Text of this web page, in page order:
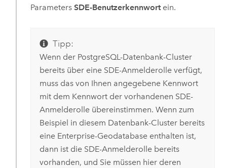
Parameters SDE-Benutzerkennwortein.
Tipp:
Wenn der PostgreSQL-Datenbank-Cluster
bereits über eine SDE-Anmelderolle verfügt,
muss das von Ihnen angegebene Kennwort
mit dem Kennwort der vorhandenen SDE-
Anmelderolle übereinstimmen. Wenn zum
Beispiel in diesem Datenbank-Cluster bereits
eine Enterprise-Geodatabase enthalten ist,
dann ist die SDE-Anmelderolle bereits
vorhanden, und Sie müssen hier deren